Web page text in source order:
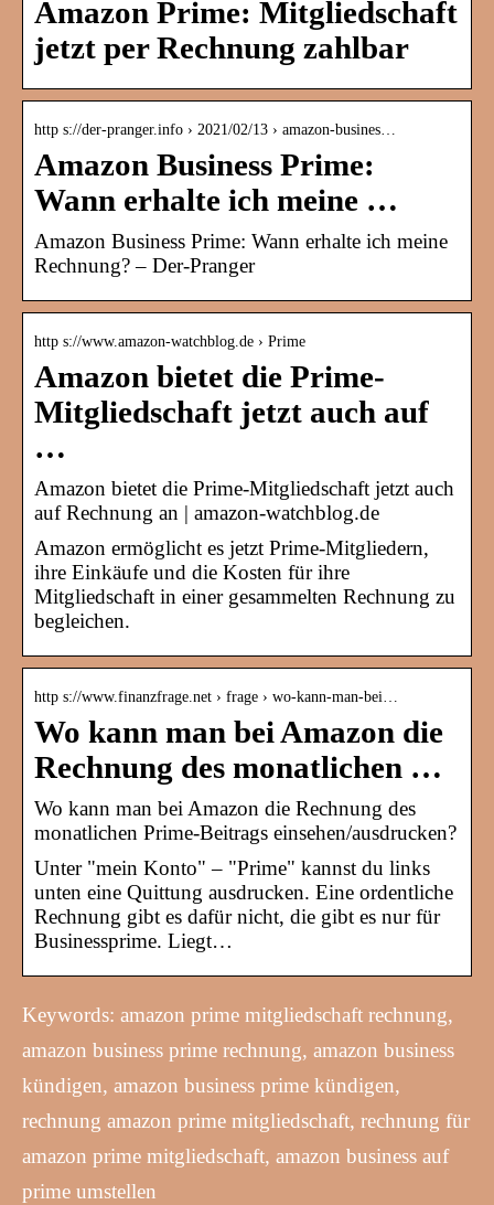
Amazon Prime: Mitgliedschaft
jetzt per Rechnung zahlbar
http s://der-pranger.info › 2021/02/13 › amazon-busines…
Amazon Business Prime:
Wann erhalte ich meine …
Amazon Business Prime: Wann erhalte ich meine
Rechnung? – Der-Pranger
http s://www.amazon-watchblog.de › Prime
Amazon bietet die Prime-
Mitgliedschaft jetzt auch auf
…
Amazon bietet die Prime-Mitgliedschaft jetzt auch
auf Rechnung an | amazon-watchblog.de
Amazon ermöglicht es jetzt Prime-Mitgliedern,
ihre Einkäufe und die Kosten für ihre
Mitgliedschaft in einer gesammelten Rechnung zu
begleichen.
http s://www.finanzfrage.net › frage › wo-kann-man-bei…
Wo kann man bei Amazon die
Rechnung des monatlichen …
Wo kann man bei Amazon die Rechnung des
monatlichen Prime-Beitrags einsehen/ausdrucken?
Unter "mein Konto" – "Prime" kannst du links
unten eine Quittung ausdrucken. Eine ordentliche
Rechnung gibt es dafür nicht, die gibt es nur für
Businessprime. Liegt…
Keywords: amazon prime mitgliedschaft rechnung,
amazon business prime rechnung, amazon business
kündigen, amazon business prime kündigen,
rechnung amazon prime mitgliedschaft, rechnung für
amazon prime mitgliedschaft, amazon business auf
prime umstellen